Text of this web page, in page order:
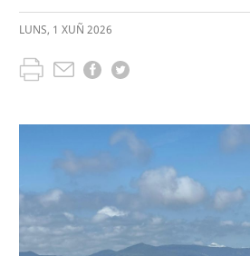
LUNS, 1 XUÑ 2026